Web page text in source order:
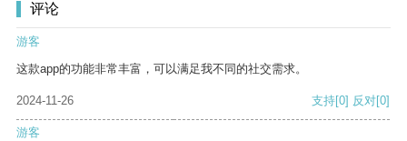
评论
游客
这款app的功能非常丰富，可以满足我不同的社交需求。
2024-11-26 支持[0] 反对[0]
游客